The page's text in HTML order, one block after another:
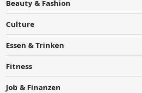
Beauty & Fashion
Culture
Essen & Trinken
Fitness
Job & Finanzen